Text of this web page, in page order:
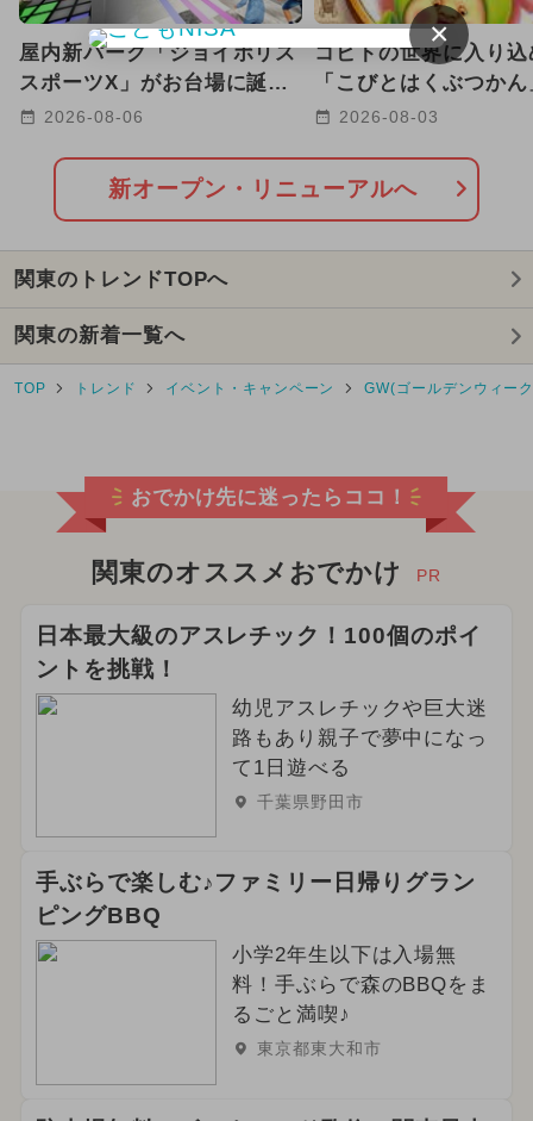
2024年7月のイベント
2026年7月のイベント
2026年2月のイベント
2025年10月のイベント
2024年4月のイベント
2025年8月のイベント
2024年5月のイベント
2024年8月のイベント
2024年11月のイベント
2026年3月のイベント
イルミネーション
2024年12月のイベント
2025年9月のイベント
2024年9月のイベント
2025年7月のイベント
2026年4月のイベント
屋内新パーク「ジョイポリス
スポーツX」がお台場に誕
生！ ARやトランポリンで
2026-08-06
コビトの世界に入り込
「こびとはくぶつか
玉に8/12グランドオー
2026-08-03
新オープン・リニューアルへ
関東のトレンドTOPへ
関東の新着一覧へ
TOP トレンド イベント・キャンペーン GW(ゴールデンウィー
おでかけ先に迷ったらココ！
関東のオススメおでかけ PR
日本最大級のアスレチック！100個のポイ
ントを挑戦！
幼児アスレチックや巨大迷
路もあり親子で夢中になっ
て1日遊べる
千葉県野田市
手ぶらで楽しむ♪ファミリー日帰りグラン
ピングBBQ
小学2年生以下は入場無
料！手ぶらで森のBBQをま
るごと満喫♪
東京都東大和市
×